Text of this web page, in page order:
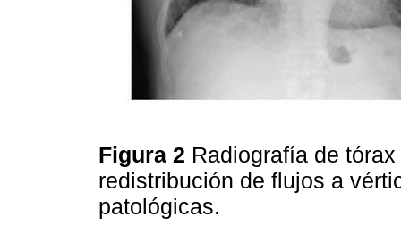
Figura 2 Radiografía de
redistribución de flujos a
patológicas.